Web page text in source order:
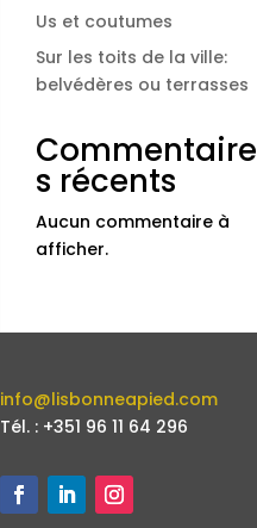
Us et coutumes
Sur les toits de la ville:
belvédères ou terrasses
Commentaire
s récents
Aucun commentaire à
afficher.
info@lisbonneapied.com
Tél. : +351 96 11 64 296